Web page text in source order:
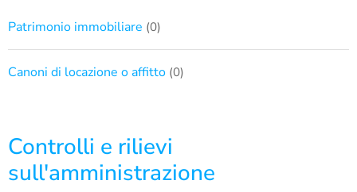
Patrimonio immobiliare (0)
Canoni di locazione o affitto (0)
Controlli e rilievi
sull'amministrazione